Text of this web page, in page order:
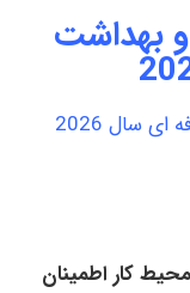
و بهداشت
شعار روز جهانی ایمنی و بهداشت حرفه ای سال 2026
کار اطمینان